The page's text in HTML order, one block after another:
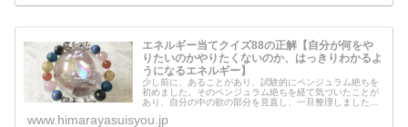
エネルギー当てクイズ88の正解【自分が何をや
りたいのかやりたくないのか、はっきりわかるよ
うになるエネルギー】
少し前に、あることがあり、試験的にペンジュラム絶ちを
初めました。そのペンジュラム絶ちを経て気づいたことが
あり、自分の中の欲の部分を見直し、一旦整理しました。
っきりわかるようになる必要があり...
www.himarayasuisyou.jp